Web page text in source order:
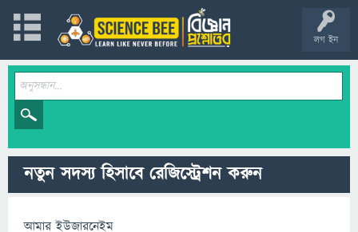
লগ ইন
নতুন সদস্য হিসাবে রেজিস্ট্রেশন করুন
আমার ইউজারনেইম